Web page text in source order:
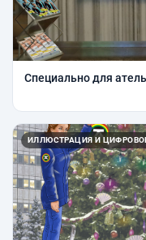
Специально для
ИЛЛЮСТРАЦИЯ И